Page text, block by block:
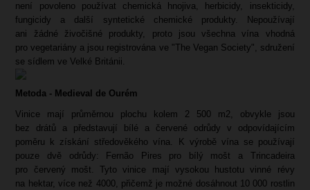
není povoleno používat chemická hnojiva, herbicidy, insekticidy,
fungicidy a další syntetické chemické produkty. Nepoužívají
ani žádné živočišné produkty, proto jsou všechna vína vhodná
pro vegetariány a jsou registrována ve "The Vegan Society", sdružení
se sídlem ve Velké Británii.
Metoda - Medieval de Ourém
Vinice mají průměrnou plochu kolem 2 500 m2, obvykle jsou
bez drátů a představují bílé a červené odrůdy v odpovídajícím
poměru k získání středověkého vína. K výrobě vína se používají
pouze dvě odrůdy: Fernão Pires pro bílý mošt a Trincadeira
pro červený mošt. Tyto vinice mají vysokou hustotu vinné révy
na hektar, více než 4000, přičemž je možné dosáhnout 10 000 rostlin